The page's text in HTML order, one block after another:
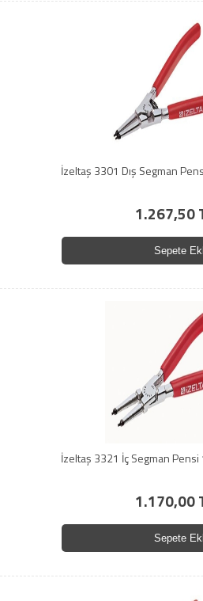
İzeltaş 3301 Dış Segman
1.267,50
Sepete
İzeltaş 3321 İç Segman Pensi
1.170,00
Sepete